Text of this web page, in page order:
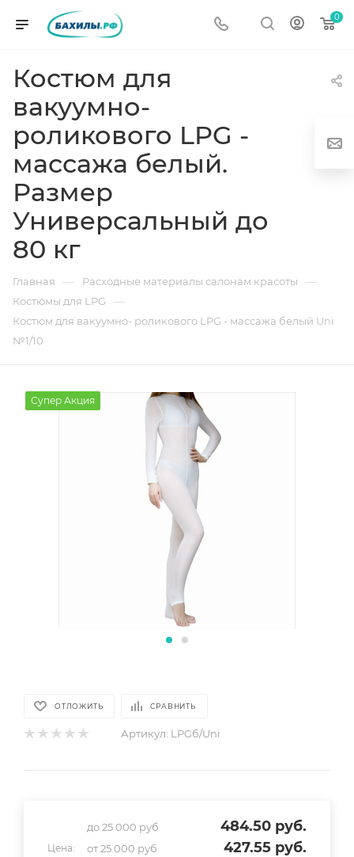
0
Костюм для
вакуумно-
роликового LPG -
массажа белый.
Размер
Универсальный до
80 кг
Главная — Расходные материалы салонам красоты —
Костюмы для LPG —
Костюм для вакуумно- роликового LPG - массажа белый Uni
№1/10
Супер Акция
ОТЛОЖИТЬ СРАВНИТЬ
Артикул: LPGб/Uni
Цена:
до 25 000 руб 484.50 руб.
от 25 000 руб 427.55 руб.